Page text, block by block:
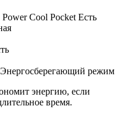
Cool Pocket Есть
Энергосберегающий режим
энергию, если
время.